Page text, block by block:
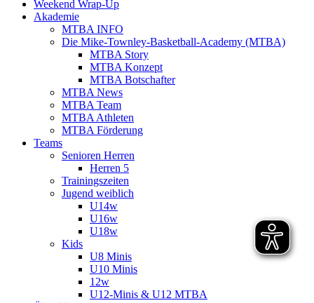
Weekend Wrap-Up
Akademie
MTBA INFO
Die Mike-Townley-Basketball-Academy (MTBA)
MTBA Story
MTBA Konzept
MTBA Botschafter
MTBA News
MTBA Team
MTBA Athleten
MTBA Förderung
Teams
Senioren Herren
Herren 5
Trainingszeiten
Jugend weiblich
U14w
U16w
U18w
Kids
U8 Minis
U10 Minis
12w
U12-Minis & U12 MTBA